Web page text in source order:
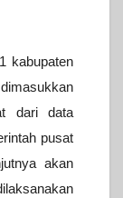
kabupaten
dari data
pusat
akan